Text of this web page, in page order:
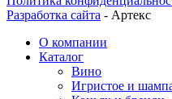
Разработка сайта - Артекс
О компании
Каталог
Вино
Игристое и